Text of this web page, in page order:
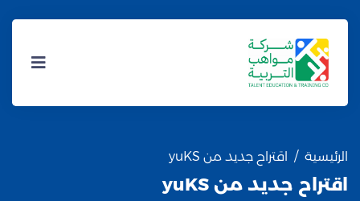
الرئيسية اقتراح جديد من yuKS
اقتراح جديد من yuKS